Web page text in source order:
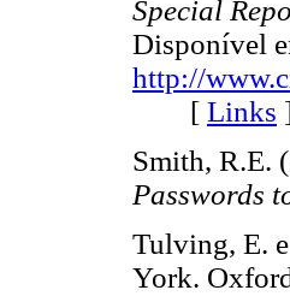
Special
Disponível
http://
[ Links
Smith, R.E.
Passwords
Tulving, E.
York.